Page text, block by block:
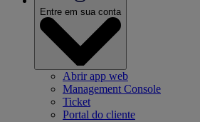
Entre em sua conta
Abrir app web
Management Console
Ticket
Portal do cliente